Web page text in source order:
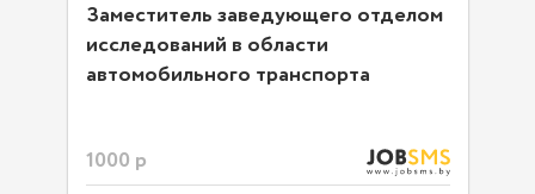
Заместитель заведующего отделом
исследований в области
автомобильного транспорта
1000 р